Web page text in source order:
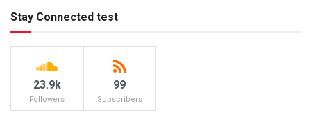
Stay Connected test
23.9k
Followers
99
Subscribers